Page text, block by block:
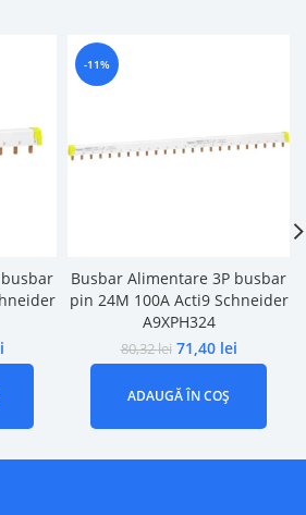
-11%
Busbar Alimentare 3P busbar
pin 24M 100A Acti9 Schneider
A9XPH324
80,32lei 71,40 lei
ADAUGĂ ÎN COȘ